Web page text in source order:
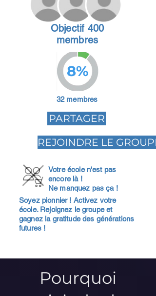
Objectif 400
membres
8%
32 membres
PARTAGER
REJOINDRE LE GROUPE
Votre école n'est pas
encore là !
Ne manquez pas ça !
Soyez pionnier ! Activez votre
école. Rejoignez le groupe et
gagnez la gratitude des générations
futures !
Pourquoi